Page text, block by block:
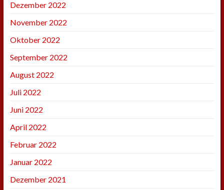
Dezember 2022
November 2022
Oktober 2022
September 2022
August 2022
Juli 2022
Juni 2022
April 2022
Februar 2022
Januar 2022
Dezember 2021